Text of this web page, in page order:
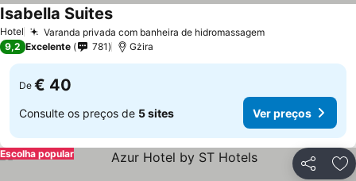
Hotel Varanda privada com banheira de hidromassagemVer preços
Isabella SuitesVer preços
9,2 Excelente 781 Gżira
De € 40
Consulte os preços de 5 sites Ver preços
Partilhar
Escolha popular